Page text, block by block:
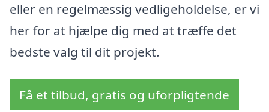
eller en regelmæssig vedligeholdelse, er vi
her for at hjælpe dig med at træffe det
bedste valg til dit projekt.
Få et tilbud, gratis og uforpligtende